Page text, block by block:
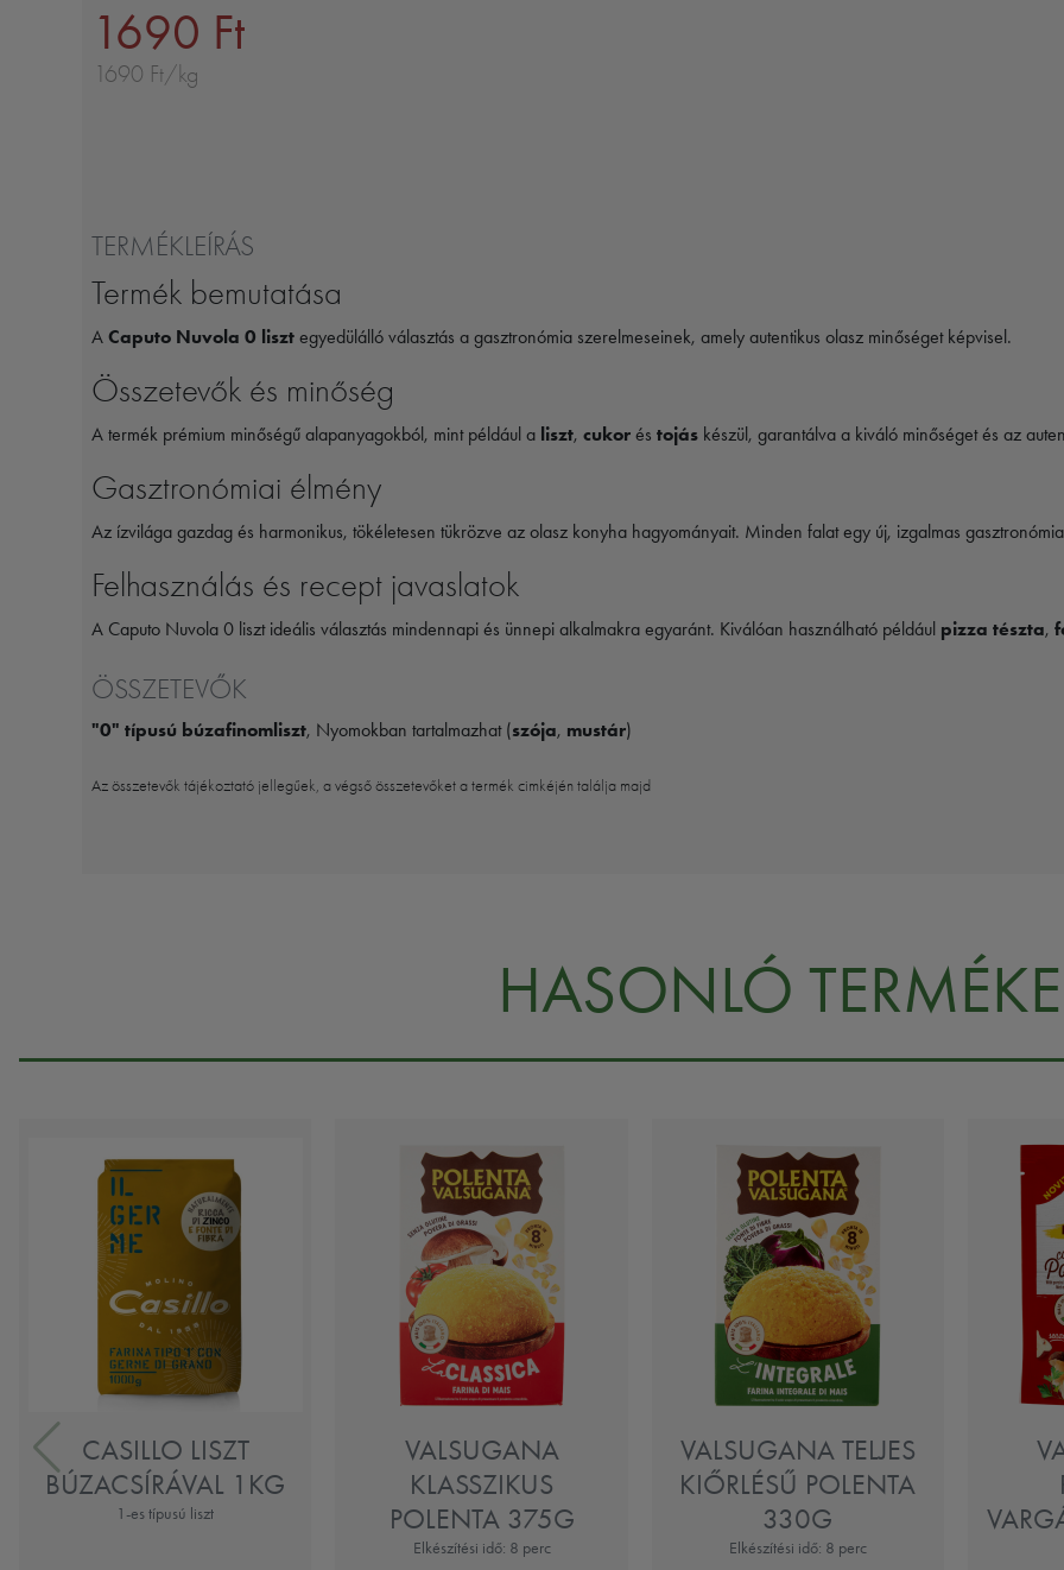
1690 Ft
1690 Ft/kg
TERMÉKLEÍRÁS
Termék bemutatása
A Caputo Nuvola 0 liszt egyedülálló választás a gasztronómia szerelmeseinek, amely autentikus olasz minőséget képvisel.
Összetevők és minőség
A termék prémium minőségű alapanyagokból, mint például a liszt, cukor és tojás készül, garantálva a kiváló minőséget és az
Gasztronómiai élmény
Az ízvilága gazdag és harmonikus, tökéletesen tükrözve az olasz konyha hagyományait. Minden falat egy új, izgalmas
Felhasználás és recept javaslatok
A Caputo Nuvola 0 liszt ideális választás mindennapi és ünnepi alkalmakra egyaránt. Kiválóan használható például pizza tészta,
ÖSSZETEVŐK
"0" típusú búzafinomliszt, Nyomokban tartalmazhat (szója, mustár)
Az összetevők tájékoztató jellegűek, a végső összetevőket a termék cimkéjén találja majd
HASONLÓ
CASILLO LISZT
BÚZACSÍRÁVAL 1KG
1-es típusú liszt
VALSUGANA
KLASSZIKUS
POLENTA 375G
Elkészítési idő: 8 perc
VALSUGANA TELJES
KIŐRLÉSŰ POLENTA
330G
Elkészítési idő: 8 perc